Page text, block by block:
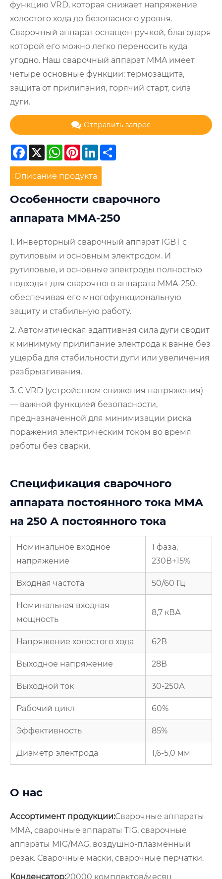
функцию VRD, которая снижает напряжение
холостого хода до безопасного уровня.
Сварочный аппарат оснащен ручкой, благодаря
которой его можно легко переносить куда
угодно. Наш сварочный аппарат MMA имеет
четыре основные функции: термозащита,
защита от прилипания, горячий старт, сила
дуги.
Отправить запрос
Facebook
X WhatsApp
Pinterest
LinkedIn
Описание продукта
Особенности сварочного
аппарата ММА-250
1. Инверторный сварочный аппарат IGBT с
рутиловым и основным электродом. И
рутиловые, и основные электроды полностью
подходят для сварочного аппарата MMA-250,
обеспечивая его многофункциональную
защиту и стабильную работу.
2. Автоматическая адаптивная сила дуги сводит
к минимуму прилипание электрода к ванне без
ущерба для стабильности дуги или увеличения
разбрызгивания.
3. С VRD (устройством снижения напряжения)
— важной функцией безопасности,
предназначенной для минимизации риска
поражения электрическим током во время
работы без сварки.
Спецификация сварочного
аппарата постоянного тока MMA
на 250 А постоянного тока
Номинальное входное
напряжение
1 фаза,
230В+15%
Входная частота 50/60 Гц
Номинальная входная
мощность
8,7 кВА
Напряжение холостого хода 62В
Выходное напряжение 28В
Выходной ток 30-250А
Рабочий цикл 60%
Эффективность 85%
Диаметр электрода 1,6-5,0 мм
О нас
Ассортимент продукции:Сварочные аппараты
MMA, сварочные аппараты TIG, сварочные
аппараты MIG/MAG, воздушно-плазменный
резак. Сварочные маски, сварочные перчатки.
Конденсатор:20000 комплектов/месяц